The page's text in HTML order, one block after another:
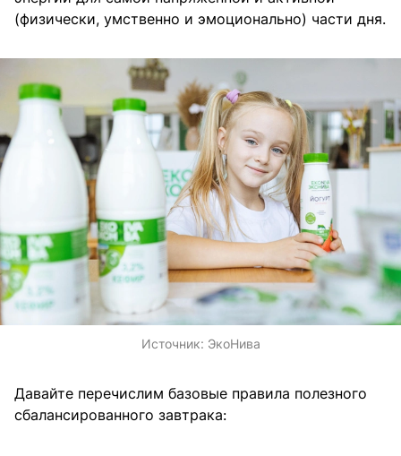
(физически, умственно и эмоционально) части дня.
Источник: ЭкоНива
Давайте перечислим базовые правила полезного
сбалансированного завтрака: